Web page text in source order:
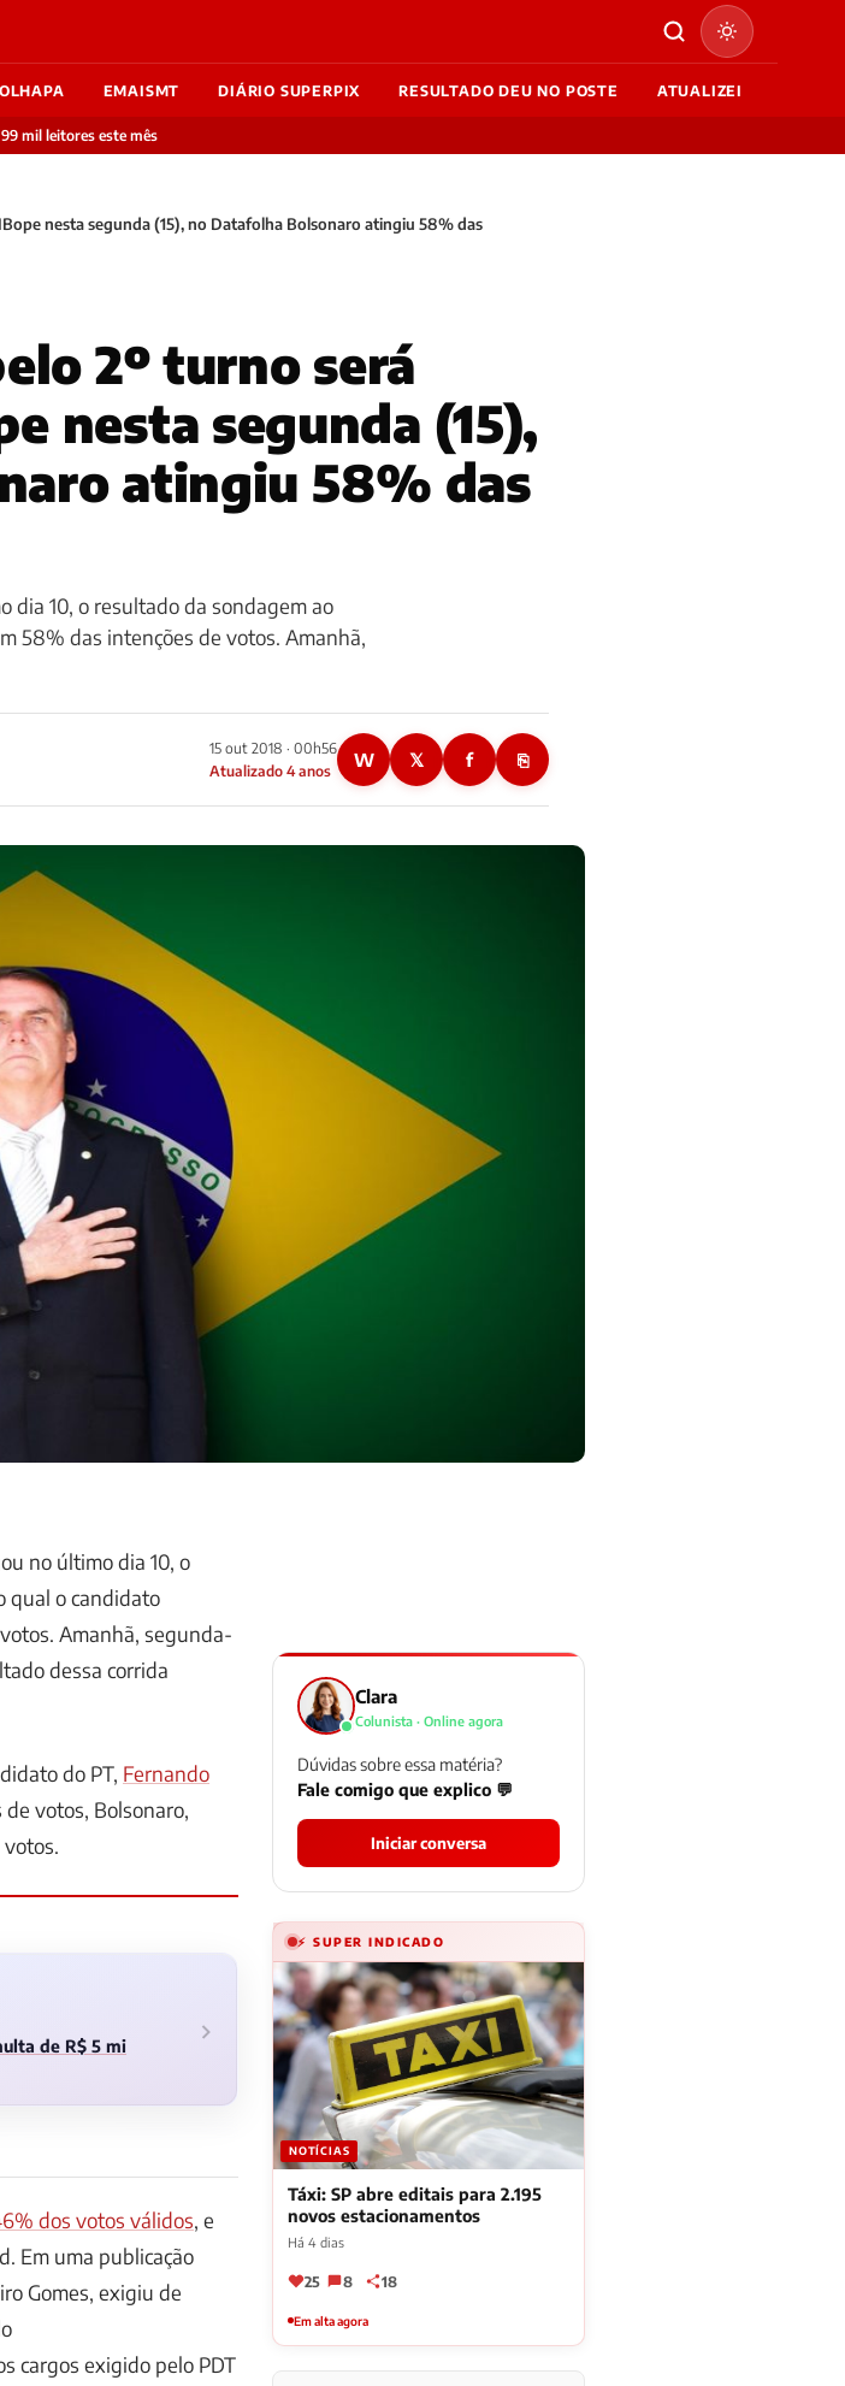
EMAISMT DIÁRIO SUPERPIX RESULTADO DEU NO POSTE ATUALIZEI
mil leitores este mês
nesta segunda (15), no Datafolha Bolsonaro atingiu 58% das
2º turno será
nesta segunda (15),
atingiu 58% das
10, o resultado da sondagem ao
58% das intenções de votos. Amanhã,
15 out 2018 · 00h56
Atualizado 4 anos
W 𝕏 f ⎘
no último dia 10, o
qual o candidato
Amanhã, segunda-
dessa corrida
do PT, Fernando
votos, Bolsonaro,
de R$ 5 mi
dos votos válidos, e
Em uma publicação
Gomes, exigiu de
cargos exigido pelo PDT
Clara
Colunista · Online agora
Dúvidas sobre essa matéria?
Fale comigo que explico 💬
Iniciar conversa
⚡ SUPER INDICADO
NOTÍCIAS
Táxi: SP abre editais para 2.195
novos estacionamentos
Há 4 dias
25 8 18
Em alta agora